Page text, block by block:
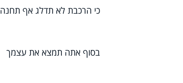
כי הרכבת לא תדלג אף תחנה
בסוף אתה תמצא את עצמך